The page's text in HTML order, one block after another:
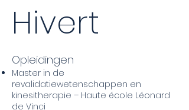
Hivert
Opleidingen
Master in de
revalidatiewetenschappen en
kinesitherapie – Haute école Léonard
de Vinci